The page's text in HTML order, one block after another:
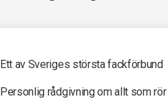
Ett av Sveriges största fackförbund
Personlig rådgivning om allt som